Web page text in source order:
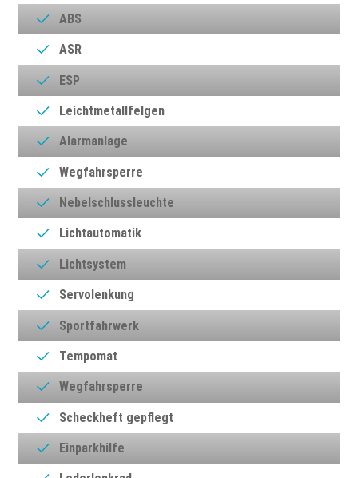
ABS
ASR
ESP
Leichtmetallfelgen
Alarmanlage
Wegfahrsperre
Nebelschlussleuchte
Lichtautomatik
Lichtsystem
Servolenkung
Sportfahrwerk
Tempomat
Wegfahrsperre
Scheckheft gepflegt
Einparkhilfe